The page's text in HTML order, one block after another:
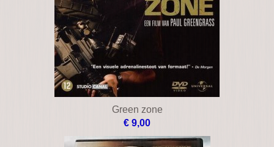
Green zone
€ 9,00